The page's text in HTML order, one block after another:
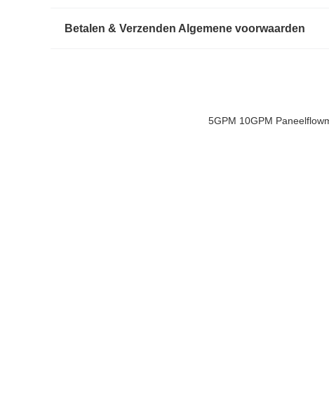
Betalen & Verzenden Algemene voorwaarden
5GPM 10GPM